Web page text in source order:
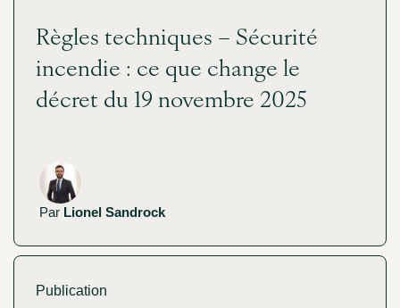
Règles techniques – Sécurité
incendie : ce que change le
décret du 19 novembre 2025
Par Lionel Sandrock
Publication